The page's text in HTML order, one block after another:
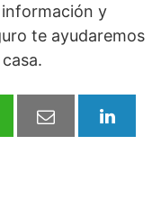
y
te ayudaremos